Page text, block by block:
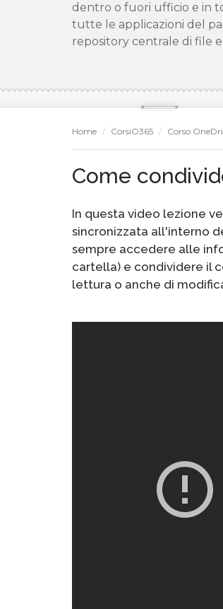
dentro o fuori ufficio e in
tutte le applicazioni del
repository centrale di file
Home CorsiO365 Corso
Come
In questa video lezione
sincronizzata all'interno
sempre accedere alle
cartella) e condividere il
lettura o anche di